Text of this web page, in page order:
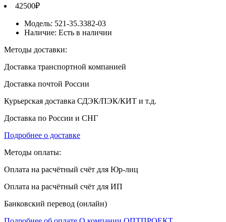
42500₽
Модель: 521-35.3382-03
Наличие: Есть в наличии
Методы доставки:
Доставка транспортной компанией
Доставка почтой России
Курьерская доставка СДЭК/ПЭК/КИТ и т.д.
Доставка по России и СНГ
Подробнее о доставке
Методы оплаты:
Оплата на расчётный счёт для Юр-лиц
Оплата на расчётный счёт для ИП
Банковский перевод (онлайн)